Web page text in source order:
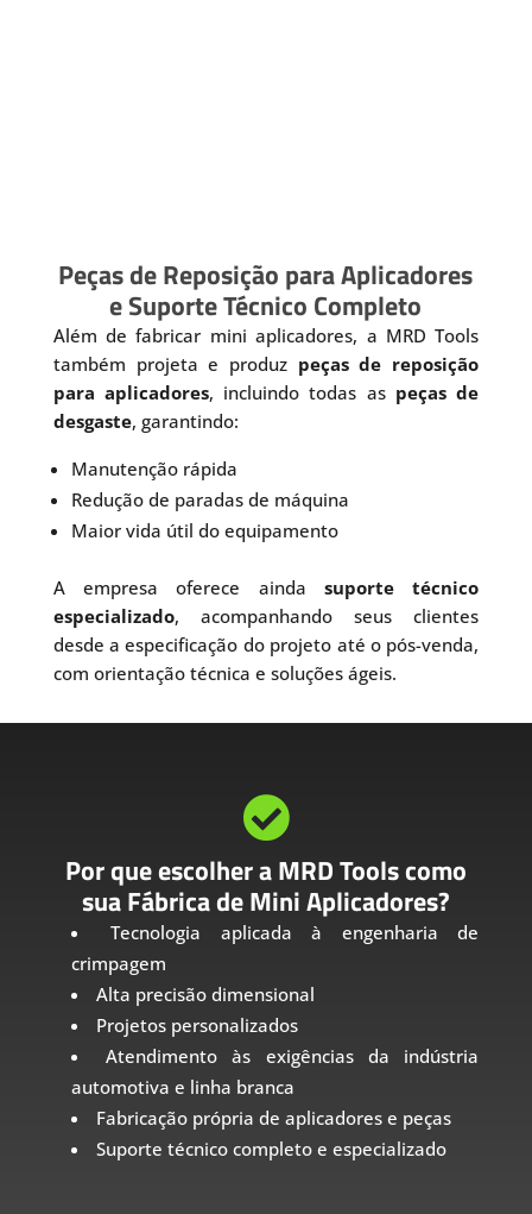
Peças de Reposição para Aplicadores
e Suporte Técnico Completo
Além de fabricar mini aplicadores, a MRD Tools
também projeta e produz peças de reposição
para aplicadores, incluindo todas as peças de
desgaste, garantindo:
Manutenção rápida
Redução de paradas de máquina
Maior vida útil do equipamento
A empresa oferece ainda suporte técnico
especializado, acompanhando seus clientes
desde a especificação do projeto até o pós-venda,
com orientação técnica e soluções ágeis.

Por que escolher a MRD Tools como
sua Fábrica de Mini Aplicadores?
Tecnologia aplicada à engenharia de
crimpagem
Alta precisão dimensional
Projetos personalizados
Atendimento às exigências da indústria
automotiva e linha branca
Fabricação própria de aplicadores e peças
Suporte técnico completo e especializado